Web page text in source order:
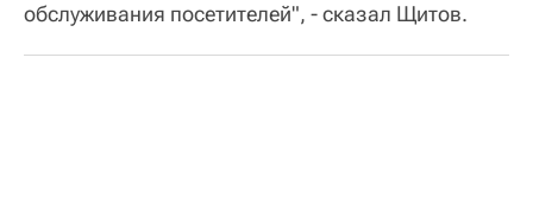
обслуживания посетителей", - сказал Щитов.